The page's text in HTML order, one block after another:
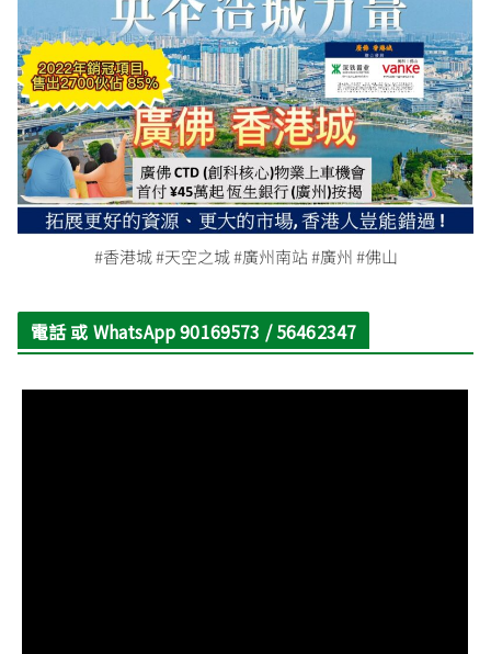
#香港城 #天空之城 #廣州南站 #廣州 #佛山
電話 或 WhatsApp 90169573 / 56462347